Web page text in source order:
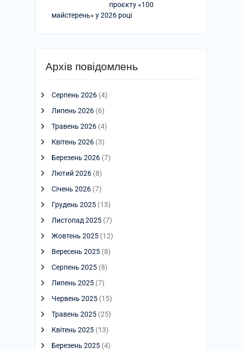
проєкту «100
майстерень» у 2026 році
Архів повідомлень
Серпень 2026 (4)
Липень 2026 (6)
Травень 2026 (4)
Квітень 2026 (3)
Березень 2026 (7)
Лютий 2026 (8)
Січень 2026 (7)
Грудень 2025 (13)
Листопад 2025 (7)
Жовтень 2025 (12)
Вересень 2025 (8)
Серпень 2025 (8)
Липень 2025 (7)
Червень 2025 (15)
Травень 2025 (25)
Квітень 2025 (13)
Березень 2025 (4)